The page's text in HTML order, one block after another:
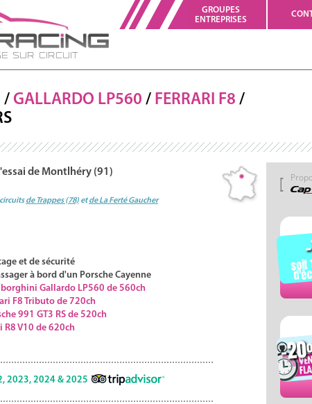
sur Circuit
GROUPES
ENTREPRISES
/ GALLARDO LP560 / FERRARI F8 /
soit
-20
de Montlhéry (91)
de Trappes (78) etde La Ferté Gaucher
et de sécurité
à bord d'un Porsche Cayenne
Gallardo LP560 de 560ch
F8 Tributo de 720ch
991 GT3 RS de 520ch
V10 de 620ch
2023, 2024 & 2025